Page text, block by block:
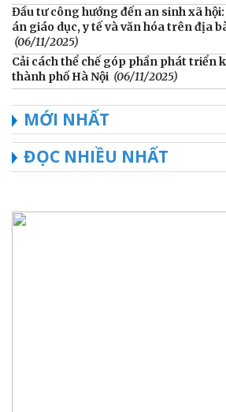
Đầu tư công hướng đến an sinh xã
án giáo dục, y tế và văn hóa trên địa
(06/11/2025)
Cải cách thể chế góp phần phát triển
thành phố Hà Nội (06/11/2025)
MỚI NHẤT
ĐỌC NHIỀU NHẤT